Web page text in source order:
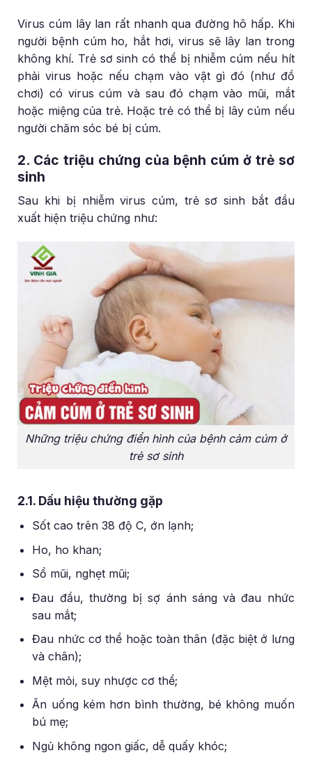
Virus cúm lây lan rất nhanh qua đường hô hấp. Khi
người bệnh cúm ho, hắt hơi, virus sẽ lây lan trong
không khí. Trẻ sơ sinh có thể bị nhiễm cúm nếu hít
phải virus hoặc nếu chạm vào vật gì đó (như đồ
chơi) có virus cúm và sau đó chạm vào mũi, mắt
hoặc miệng của trẻ. Hoặc trẻ có thể bị lây cúm nếu
người chăm sóc bé bị cúm.
2. Các triệu chứng của bệnh cúm ở trẻ sơ
sinh
Sau khi bị nhiễm virus cúm, trẻ sơ sinh bắt đầu
xuất hiện triệu chứng như:
Những triệu chứng điển hình của bệnh cảm cúm ở
trẻ sơ sinh
2.1. Dấu hiệu thường gặp
Sốt cao trên 38 độ C, ớn lạnh;
Ho, ho khan;
Sổ mũi, nghẹt mũi;
Đau đầu, thường bị sợ ánh sáng và đau nhức
sau mắt;
Đau nhức cơ thể hoặc toàn thân (đặc biệt ở lưng
và chân);
Mệt mỏi, suy nhược cơ thể;
Ăn uống kém hơn bình thường, bé không muốn
bú mẹ;
Ngủ không ngon giấc, dễ quấy khóc;